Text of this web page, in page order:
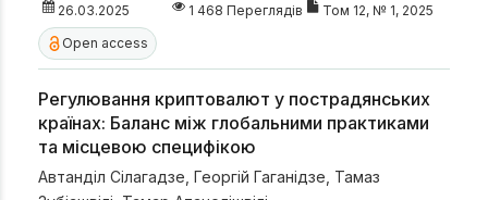
26.03.2025 1 468 Переглядів Том 12, № 1, 2025
Open access
Регулювання криптовалют у пострадянських
країнах: Баланс між глобальними практиками
та місцевою специфікою
Автанділ Сілагадзе Георгій Гаганідзе Тамаз